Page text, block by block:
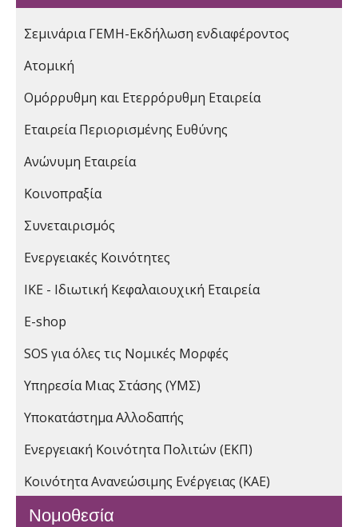
Σεμινάρια ΓΕΜΗ-Εκδήλωση ενδιαφέροντος
Ατομική
Ομόρρυθμη και Ετερρόρυθμη Εταιρεία
Εταιρεία Περιορισμένης Ευθύνης
Ανώνυμη Εταιρεία
Κοινοπραξία
Συνεταιρισμός
Ενεργειακές Κοινότητες
ΙΚΕ - Ιδιωτική Κεφαλαιουχική Εταιρεία
E-shop
SOS για όλες τις Νομικές Μορφές
Υπηρεσία Μιας Στάσης (ΥΜΣ)
Υποκατάστημα Αλλοδαπής
Ενεργειακή Κοινότητα Πολιτών (ΕΚΠ)
Κοινότητα Ανανεώσιμης Ενέργειας (ΚΑΕ)
Νομοθεσία